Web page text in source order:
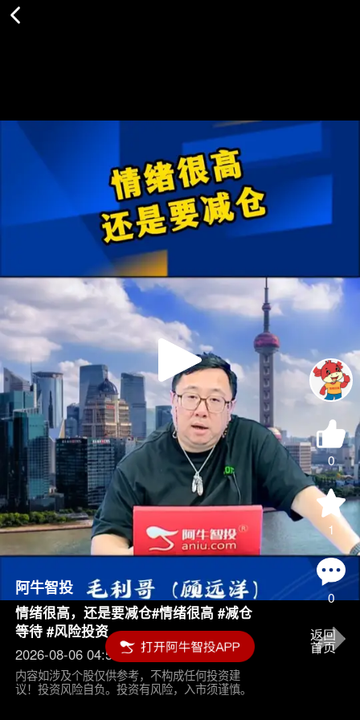
Play
Video
0
1
0
阿牛智投
情绪很高，还是要减仓#情绪很高 #减仓
等待 #风险投资
2026-08-06 04:55
内容如涉及个股仅供参考，不构成任何投资建
议！投资风险自负。投资有风险，入市须谨慎。